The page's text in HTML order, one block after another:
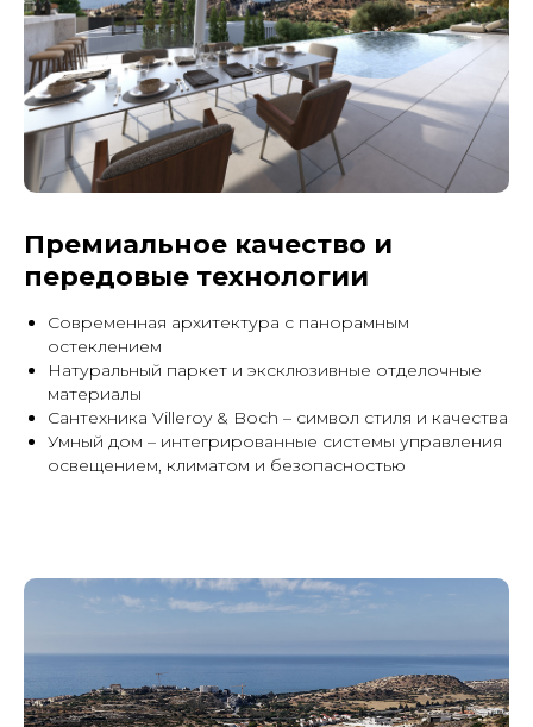
Премиальное качество и
передовые технологии
Современная архитектура с панорамным
остеклением
Натуральный паркет и эксклюзивные отделочные
материалы
Сантехника Villeroy & Boch – символ стиля и качества
Умный дом – интегрированные системы управления
освещением, климатом и безопасностью